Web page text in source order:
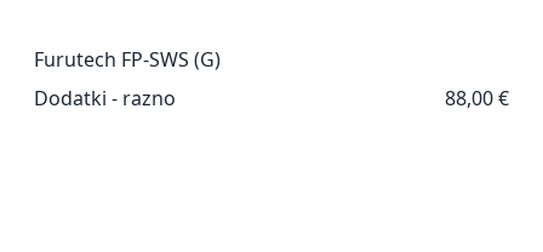
Furutech FP-SWS (G)
Dodatki - razno
88,00 €